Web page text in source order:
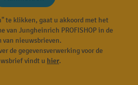
te klikken, gaat u akkoord met het
van Jungheinrich PROFISHOP in de
van nieuwsbrieven.
de gegevensverwerking voor de
vindt u hier.